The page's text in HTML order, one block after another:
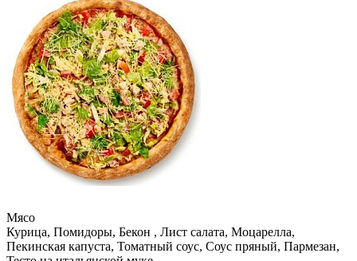
Мясо
Курица, Помидоры, Бекон , Лист салата, Моцарелла,
Пекинская капуста, Томатный соус, Соус пряный, Пармезан,